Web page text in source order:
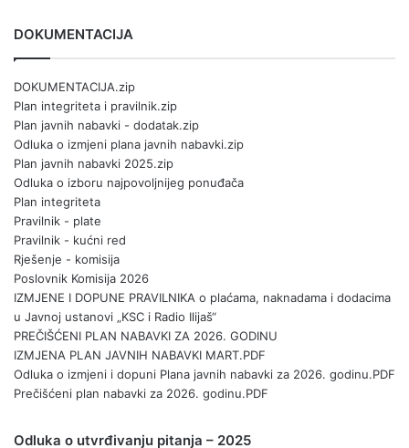
DOKUMENTACIJA
DOKUMENTACIJA.zip
Plan integriteta i pravilnik.zip
Plan javnih nabavki - dodatak.zip
Odluka o izmjeni plana javnih nabavki.zip
Plan javnih nabavki 2025.zip
Odluka o izboru najpovoljnijeg ponuđača
Plan integriteta
Pravilnik - plate
Pravilnik - kućni red
Rješenje - komisija
Poslovnik Komisija 2026
IZMJENE I DOPUNE PRAVILNIKA o plaćama, naknadama i dodacima
u Javnoj ustanovi „KSC i Radio Ilijaš“
PREČIŠĆENI PLAN NABAVKI ZA 2026. GODINU
IZMJENA PLAN JAVNIH NABAVKI MART.PDF
Odluka o izmjeni i dopuni Plana javnih nabavki za 2026. godinu.PDF
Prečišćeni plan nabavki za 2026. godinu.PDF
Odluka o utvrđivanju pitanja – 2025